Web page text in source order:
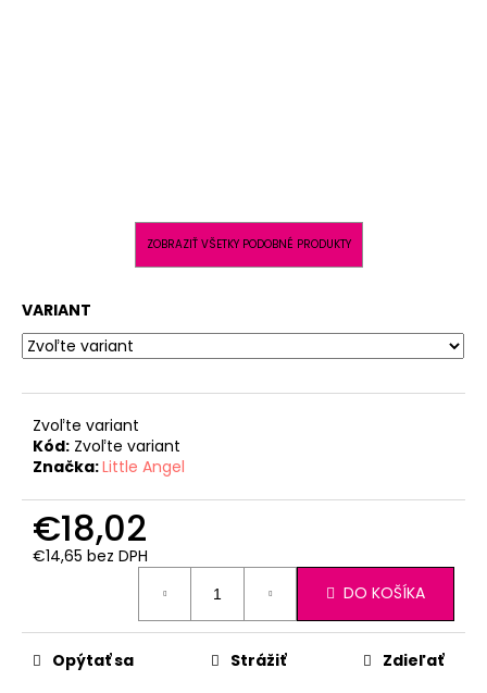
ZOBRAZIŤ VŠETKY PODOBNÉ PRODUKTY
VARIANT
Zvoľte variant
Kód: Zvoľte variant
Značka:Little Angel
€18,02
€14,65 bez DPH
DO KOŠÍKA
Opýtať sa Strážiť Zdieľať